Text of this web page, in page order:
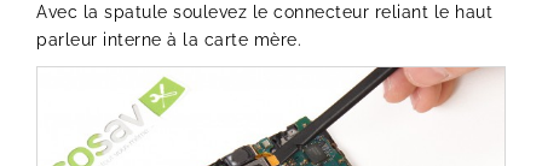
Avec la spatule soulevez le connecteur reliant le haut
parleur interne à la carte mère.